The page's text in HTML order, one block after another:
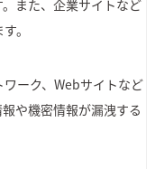
また、企業サイトなど
。
ーク、Webサイトなど
や機密情報が漏洩する